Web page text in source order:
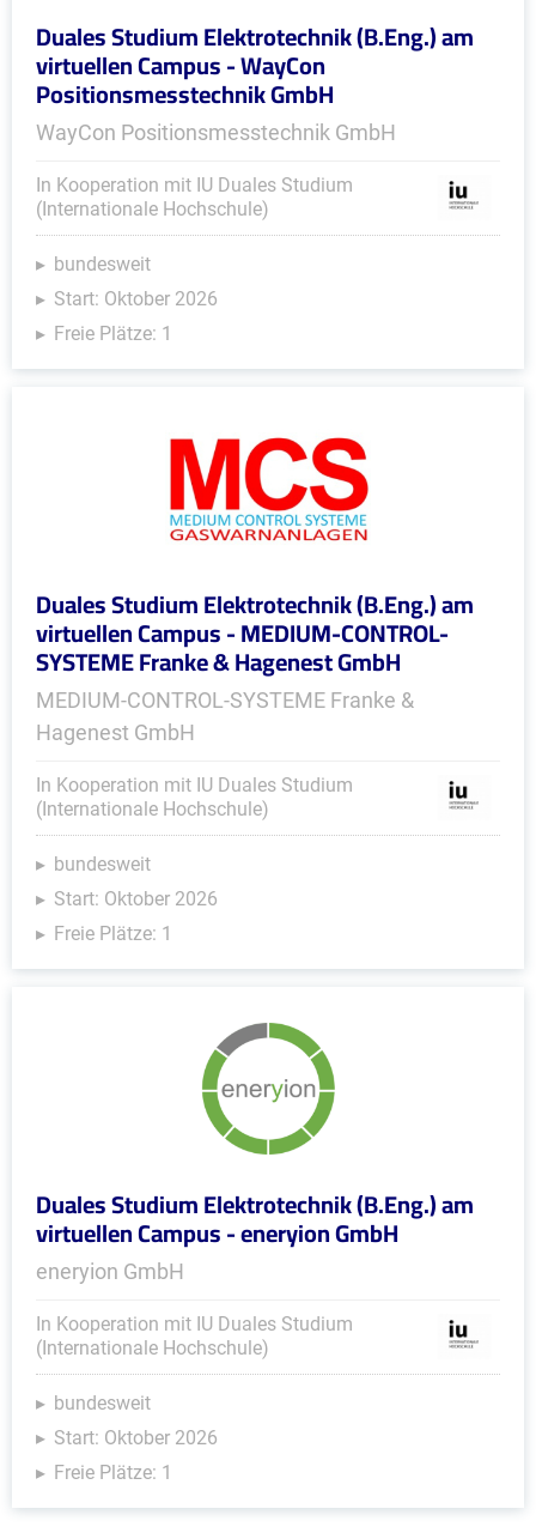
Duales Studium Elektrotechnik (B.Eng.) am
virtuellen Campus - WayCon
Positionsmesstechnik GmbH
WayCon Positionsmesstechnik GmbH
In Kooperation mit IU Duales Studium
(Internationale Hochschule)
bundesweit
Start: Oktober 2026
Freie Plätze: 1
Duales Studium Elektrotechnik (B.Eng.) am
virtuellen Campus - MEDIUM-CONTROL-
SYSTEME Franke & Hagenest GmbH
MEDIUM-CONTROL-SYSTEME Franke &
Hagenest GmbH
In Kooperation mit IU Duales Studium
(Internationale Hochschule)
bundesweit
Start: Oktober 2026
Freie Plätze: 1
Duales Studium Elektrotechnik (B.Eng.) am
virtuellen Campus - eneryion GmbH
eneryion GmbH
In Kooperation mit IU Duales Studium
(Internationale Hochschule)
bundesweit
Start: Oktober 2026
Freie Plätze: 1